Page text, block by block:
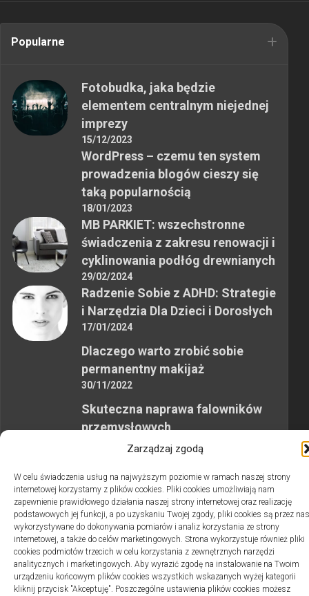
Zarządzaj zgodą
W celu świadczenia usług na najwyższym poziomie w ramach naszej strony
internetowej korzystamy z plików cookies. Pliki cookies umożliwiają nam
zapewnienie prawidłowego działania naszej strony internetowej oraz realizację
podstawowych jej funkcji, a po uzyskaniu Twojej zgody, pliki cookies są przez nas
wykorzystywane do dokonywania pomiarów i analiz korzystania ze strony
internetowej, a także do celów marketingowych. Strona wykorzystuje również pliki
cookies podmiotów trzecich w celu korzystania z zewnętrznych narzędzi
analitycznych i marketingowych. Aby wyrazić zgodę na instalowanie na Twoim
urządzeniu końcowym plików cookies wszystkich wskazanych wyżej kategorii
kliknij przycisk "Akceptuję". Poszczególne ustawienia plików cookies możesz
Popularne
Fotobudka, jaka będzie
elementem centralnym niejednej
imprezy
15/12/2023
WordPress – czemu ten system
prowadzenia blogów cieszy się
taką popularnością
18/01/2023
MB PARKIET: wszechstronne
świadczenia z zakresu renowacji i
cyklinowania podłóg drewnianych
29/02/2024
Radzenie Sobie z ADHD: Strategie
i Narzędzia Dla Dzieci i Dorosłych
17/01/2024
Dlaczego warto zrobić sobie
permanentny makijaż
30/11/2022
Skuteczna naprawa falowników
przemysłowych
12/10/2023
2swiaty.pl © 2026. Wszelkie prawa zastrzeżone.